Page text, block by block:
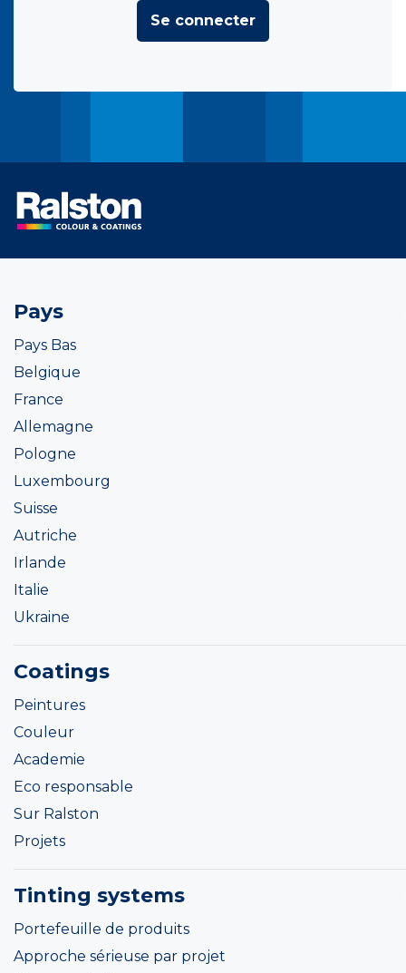
Se connecter
Pays
Pays Bas
Belgique
France
Allemagne
Pologne
Luxembourg
Suisse
Autriche
Irlande
Italie
Ukraine
Coatings
Peintures
Couleur
Academie
Eco responsable
Sur Ralston
Projets
Tinting systems
Portefeuille de produits
Approche sérieuse par projet